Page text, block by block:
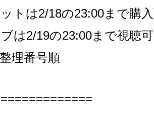
トは2/18の23:00まで購
は2/19の23:00まで視聴
理番号順